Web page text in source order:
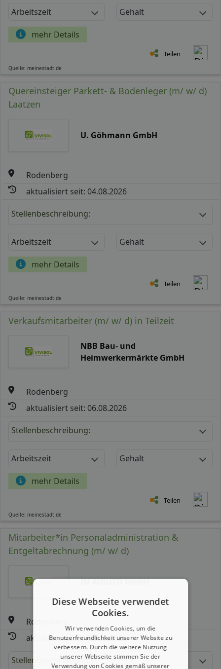
Arbeitszeit Gehalt
mehr Details
Teilen
Quelle: meinestadt.de
Quereinsteiger Parkett- & Bodenleger (m/ w/ d)
Laatzen
U. Göhmann GmbH
Rodenberg
aktualisiert seit: 04.08.2026
Stellenbeschreibung:
Arbeitszeit Gehalt
mehr Details
Teilen
Quelle: meinestadt.de
Verkaufsmitarbeiter (m/ w/ d) in Teilzeit
NBB Bau- und
Heimwerkermärkte GmbH
Rodenberg
aktualisiert seit: 06.08.2026
Stellenbeschreibung:
Arbeitszeit Gehalt
mehr Details
Teilen
Quelle: meinestadt.de
Mitarbeiter*in Personaladministration &
Entgeltabrechnung (m/ w/ d)
IN AUDITO GmbH
Rodenberg
aktualisiert seit: 02.08.2026
Stellenbeschreibung:
Diese Webseite verwendet
Cookies.
Wir verwenden Cookies, um die
Benutzerfreundlichkeit unserer Website zu
verbessern. Durch die weitere Nutzung
unserer Webseite stimmen Sie der
Verwendung von Cookies gemäß unserer